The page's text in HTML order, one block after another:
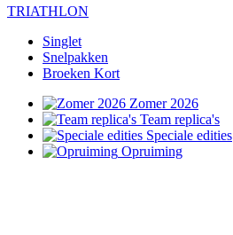
TRIATHLON
Singlet
Snelpakken
Broeken Kort
Zomer 2026
Team replica's
Speciale edities
Opruiming